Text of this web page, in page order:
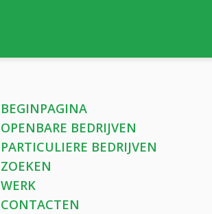
BEGINPAGINA
OPENBARE BEDRIJVEN
PARTICULIERE BEDRIJVEN
ZOEKEN
WERK
CONTACTEN